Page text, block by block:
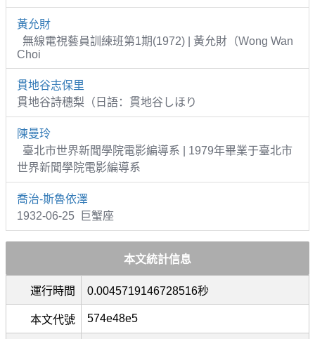
黃允財
無線電視藝員訓練班第1期(1972) | 黃允財（Wong Wan
Choi
貫地谷志保里
貫地谷詩穗梨（日語：貫地谷しほり
陳曼玲
臺北市世界新聞學院電影編導系 | 1979年畢業于臺北市
世界新聞學院電影編導系
喬治-斯魯依澤
1932-06-25 巨蟹座
本文統計信息
運行時間 0.0045719146728516秒
本文代號 574e48e5